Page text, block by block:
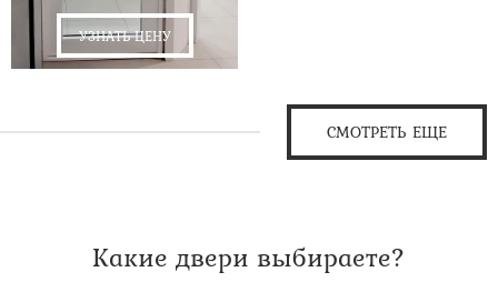
УЗНАТЬ ЦЕНУ
СМОТРЕТЬ ЕЩЕ
Какие двери выбираете?